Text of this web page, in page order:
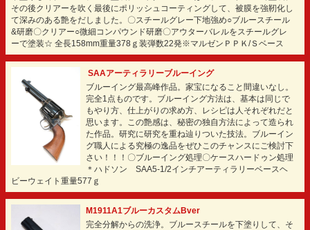
その後クリアーを吹く最後にポリッシュコーティングして、被膜を強靭化し
て深みのある艶をだしました。〇スチールグレー下地強め○ブルースチール
&研磨〇クリアー○微細コンパウンド研磨〇アウターバレルをスチールグレ
ーで塗装☆ 全長158mm重量378ｇ装弾数22発※マルゼンＰＰＫ/Ｓベース
SAAアーティラリーブルーイング
ブルーイング最高峰作品。家宝になること間違いなし。
完全1点ものです。ブルーイング方法は、基本は同じで
もやり方、仕上がりの求め方、レシピは人それぞれだと
思います。この艶感は、秘密の独自方法によって造られ
た作品。研究に研究を重ね辿りついた技法。ブルーイン
グ職人による究極の逸品をぜひこのチャンスにご検討下
さい！！！〇ブルーイング処理〇ケースハードゥン処理
＊ハドソン SAA5-1/2インチアーティラリーベースヘ
ビーウェイト重量577ｇ
M1911A1ブルーカスタムBver
完全分解からの洗浄。ブルースチールを下塗りして、そ